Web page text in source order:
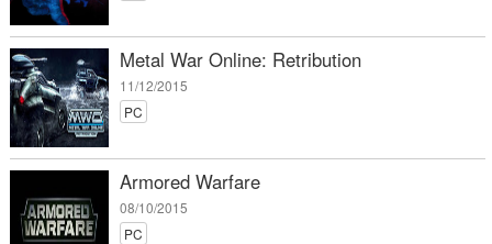
Metal War Online: Retribution
11/12/2015
PC
Armored Warfare
08/10/2015
PC